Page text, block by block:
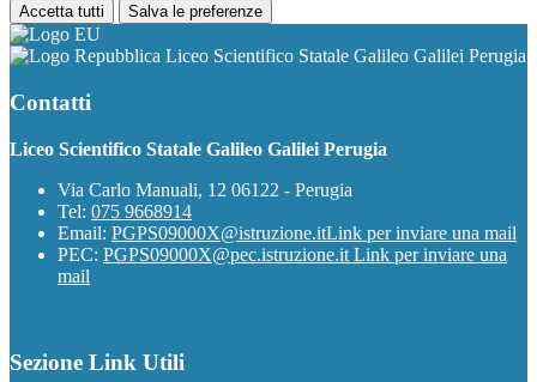
Accetta tutti Salva le preferenze
Liceo Scientifico Statale Galileo Galilei Perugia
Contatti
Liceo Scientifico Statale Galileo Galilei Perugia
Via Carlo Manuali, 12 06122 - Perugia
Tel: 075 9668914
Email: PGPS09000X@istruzione.itLink per inviare una mail
PEC: PGPS09000X@pec.istruzione.it Link per inviare una
mail
Sezione Link Utili